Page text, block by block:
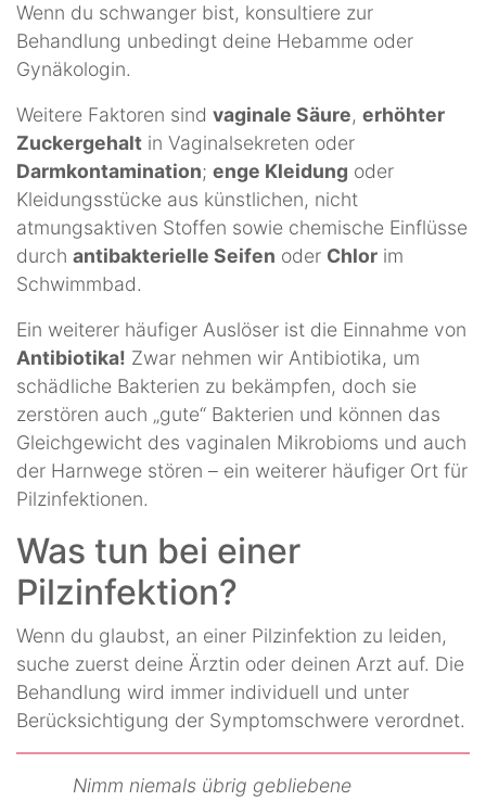
Wenn du schwanger bist, konsultiere zur
Behandlung unbedingt deine Hebamme oder
Gynäkologin.
Weitere Faktoren sind vaginale Säure, erhöhter
Zuckergehalt in Vaginalsekreten oder
Darmkontamination; enge Kleidung oder
Kleidungsstücke aus künstlichen, nicht
atmungsaktiven Stoffen sowie chemische Einflüsse
durch antibakterielle Seifen oder Chlor im
Schwimmbad.
Ein weiterer häufiger Auslöser ist die Einnahme von
Antibiotika! Zwar nehmen wir Antibiotika, um
schädliche Bakterien zu bekämpfen, doch sie
zerstören auch „gute“ Bakterien und können das
Gleichgewicht des vaginalen Mikrobioms und auch
der Harnwege stören – ein weiterer häufiger Ort für
Pilzinfektionen.
Was tun bei einer
Pilzinfektion?
Wenn du glaubst, an einer Pilzinfektion zu leiden,
suche zuerst deine Ärztin oder deinen Arzt auf. Die
Behandlung wird immer individuell und unter
Berücksichtigung der Symptomschwere verordnet.
Nimm niemals übrig gebliebene